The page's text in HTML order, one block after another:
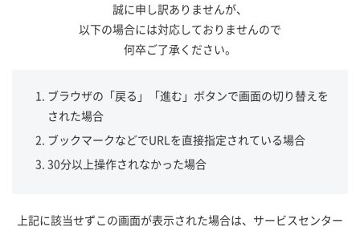
誠に申し訳ありませんが、
以下の場合には対応しておりませんので
何卒ご了承ください。
ブラウザの「戻る」「進む」ボタンで画面の切り替えを
された場合
ブックマークなどでURLを直接指定されている場合
30分以上操作されなかった場合
上記に該当せずこの画面が表示された場合は、サービスセンター